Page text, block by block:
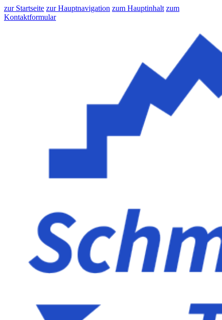
zur Startseite zur Hauptnavigation zum Hauptinhalt zum
Kontaktformular